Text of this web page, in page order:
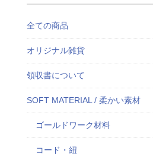
全ての商品
オリジナル雑貨
領収書について
SOFT MATERIAL / 柔かい素材
ゴールドワーク材料
コード・紐